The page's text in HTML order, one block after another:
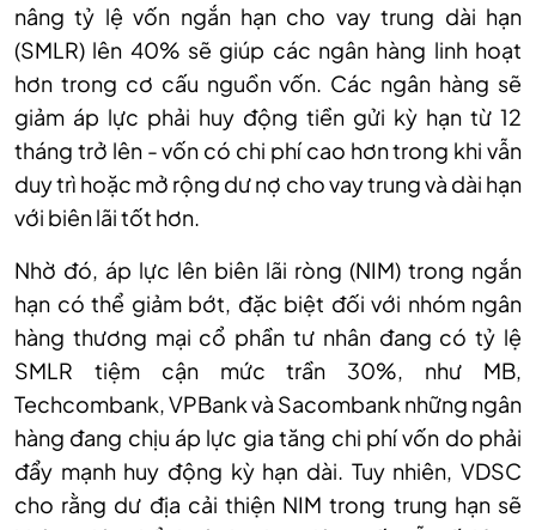
nâng tỷ lệ vốn ngắn hạn cho vay trung dài hạn
(SMLR) lên 40% sẽ giúp các ngân hàng linh hoạt
hơn trong cơ cấu nguồn vốn. Các ngân hàng sẽ
giảm áp lực phải huy động tiền gửi kỳ hạn từ 12
tháng trở lên - vốn có chi phí cao hơn trong khi vẫn
duy trì hoặc mở rộng dư nợ cho vay trung và dài hạn
với biên lãi tốt hơn.
Nhờ đó, áp lực lên biên lãi ròng (NIM) trong ngắn
hạn có thể giảm bớt, đặc biệt đối với nhóm ngân
hàng thương mại cổ phần tư nhân đang có tỷ lệ
SMLR tiệm cận mức trần 30%, như MB,
Techcombank, VPBank và Sacombank những ngân
hàng đang chịu áp lực gia tăng chi phí vốn do phải
đẩy mạnh huy động kỳ hạn dài. Tuy nhiên, VDSC
cho rằng dư địa cải thiện NIM trong trung hạn sẽ